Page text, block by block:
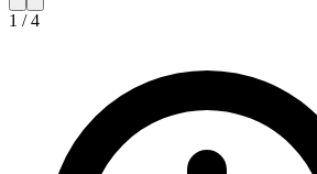
1 /4